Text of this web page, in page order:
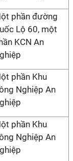
phần đường
Lộ 60, một
KCN An
phần Khu
Nghiệp An
phần Khu
Nghiệp An